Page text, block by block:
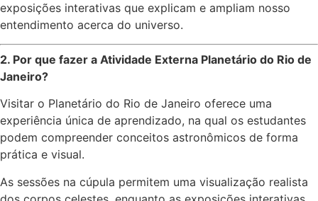
exposições interativas que explicam e ampliam nosso
entendimento acerca do universo.
2. Por que fazer a Atividade Externa Planetário do Rio de
Janeiro?
Visitar o Planetário do Rio de Janeiro oferece uma
experiência única de aprendizado, na qual os estudantes
podem compreender conceitos astronômicos de forma
prática e visual.
As sessões na cúpula permitem uma visualização realista